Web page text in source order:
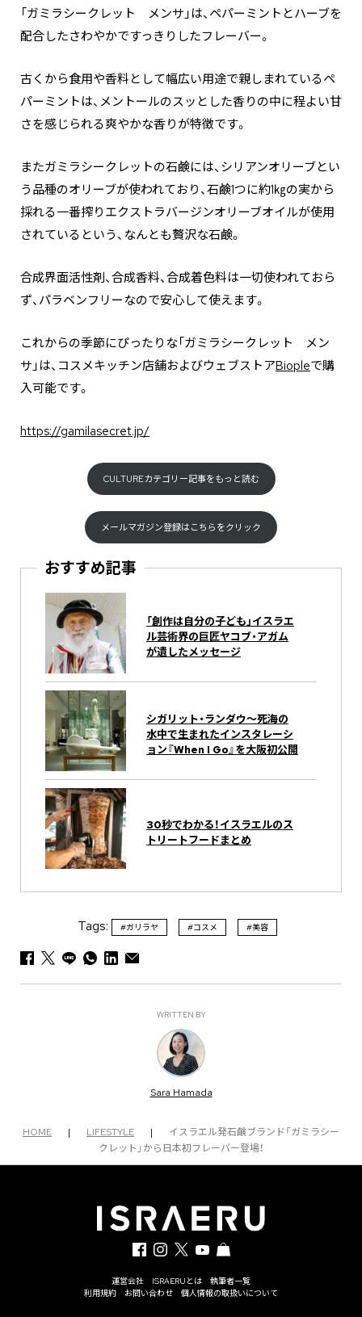
「ガミラシークレット メンサ」は、ペパーミントとハーブを
配合したさわやかですっきりしたフレーバー。
古くから食用や香料として幅広い用途で親しまれているペ
パーミントは、メントールのスッとした香りの中に程よい甘
さを感じられる爽やかな香りが特徴です。
またガミラシークレットの石鹸には、シリアンオリーブとい
う品種のオリーブが使われており、石鹸1つに約1㎏の実から
採れる一番搾りエクストラバージンオリーブオイルが使用
されているという、なんとも贅沢な石鹸。
合成界面活性剤、合成香料、合成着色料は一切使われておら
ず、パラベンフリーなので安心して使えます。
これからの季節にぴったりな「ガミラシークレット メン
サ」は、コスメキッチン店舗およびウェブストアBiopleで購
入可能です。
https://gamilasecret.jp/
CULTUREカテゴリー記事をもっと読む
メールマガジン登録はこちらをクリック
おすすめ記事
「創作は自分の子ども」――イスラエ
ル芸術界の巨匠ヤコブ・アガム
が遺したメッセージ
シガリット・ランダウ～死海の
水中で生まれたインスタレーシ
ョン『When I Go』を大阪初公開
30秒でわかる！イスラエルのス
トリートフードまとめ
Tags: #ガリラヤ #コスメ #美容
WRITTEN BY
Sara Hamada
HOME | LIFESTYLE |
イスラエル発石鹸ブランド「ガミラシー
クレット」から日本初フレーバー登場！
運営会社 ISRAERUとは
執筆者一覧
利用規約
お問い合わせ 個人情報の取扱いについて